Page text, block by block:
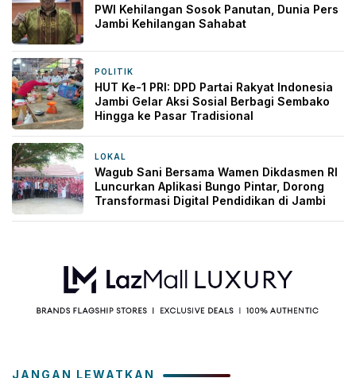
PWI Kehilangan Sosok Panutan, Dunia Pers
Jambi Kehilangan Sahabat
POLITIK
HUT Ke-1 PRI: DPD Partai Rakyat Indonesia
Jambi Gelar Aksi Sosial Berbagi Sembako
Hingga ke Pasar Tradisional
LOKAL
Wagub Sani Bersama Wamen Dikdasmen RI
Luncurkan Aplikasi Bungo Pintar, Dorong
Transformasi Digital Pendidikan di Jambi
JANGAN LEWATKAN